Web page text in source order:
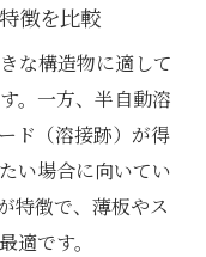
徴を比較
な構造物に適して
。一方、半自動溶
ド（溶接跡）が得
い場合に向いてい
特徴で、薄板やス
適です。